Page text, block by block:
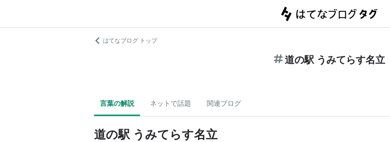
はてなブログ トップ
道の駅 うみてらす名立
言葉の解説 ネットで話題 関連ブログ
道の駅 うみてらす名立